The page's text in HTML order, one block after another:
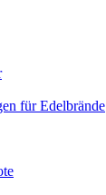
für Edelbrände